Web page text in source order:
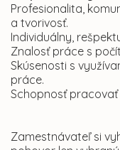
Profesionalita,
a tvorivosť.
Individuálny,
Znalosť práce s
Skúsenosti s
práce.
Schopnosť pracovať
Zamestnávateľ si